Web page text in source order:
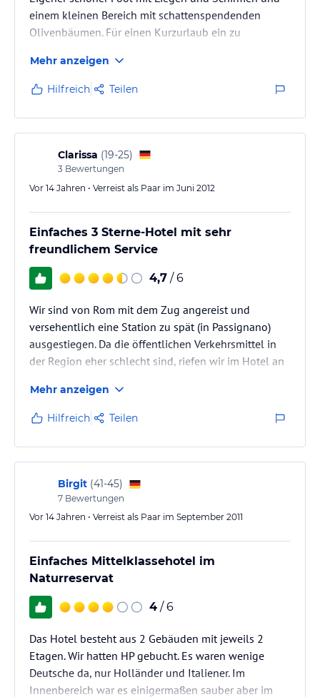
einem kleinen Bereich mit schattenspendenden
Olivenbäumen. Für einen Kurzurlaub ein zu
Sehr gutes Preis/leistungsverhältnis, idealer Platz um
Ausflüge in die Tosakana, oder nach terni zu den
Wasserfällen zu machen. Kein Tip für Badeurlaub.
Allerdings lohnt sich ein Ausflug auf die Inseln im
See, wir waren auf der Isola Maggiore- ein
wunderschöner Ort wo die Zeit stehen geblieben zu
sein scheint.
Mehr anzeigen
Hilfreich Teilen
Clarissa (19-25)
3 Bewertungen
Vor 14 Jahren • Verreist als Paar im Juni 2012
Einfaches 3 Sterne-Hotel mit sehr
freundlichem Service
4,7 / 6
Wir sind von Rom mit dem Zug angereist und
versehentlich eine Station zu spät (in Passignano)
ausgestiegen. Da die öffentlichen Verkehrsmittel in
der Region eher schlecht sind, riefen wir im Hotel an
sehr freundlich empfangen.
Die Einrichtung des Hotels wirkt schon ein wenig
älter, aber wir fanden es sehr gemütlich. Die anderen
Gäste waren überwiegend Holländer und ein paar
Italiener. Wir hatten Halbpension.
Am besten mit dem Auto anreisen! Die Region ist
doch sehr…
Mehr anzeigen
Hilfreich Teilen
Birgit (41-45)
7 Bewertungen
Vor 14 Jahren • Verreist als Paar im September 2011
Einfaches Mittelklassehotel im
Naturreservat
4 / 6
Das Hotel besteht aus 2 Gebäuden mit jeweils 2
Etagen. Wir hatten HP gebucht. Es waren wenige
Deutsche da, nur Holländer und Italiener. Im
Innenbereich war es einigermaßen sauber aber im